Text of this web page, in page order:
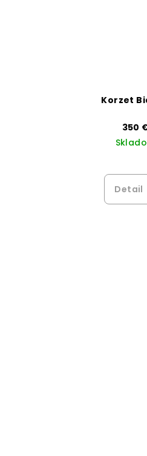
Korzet
350
Detail